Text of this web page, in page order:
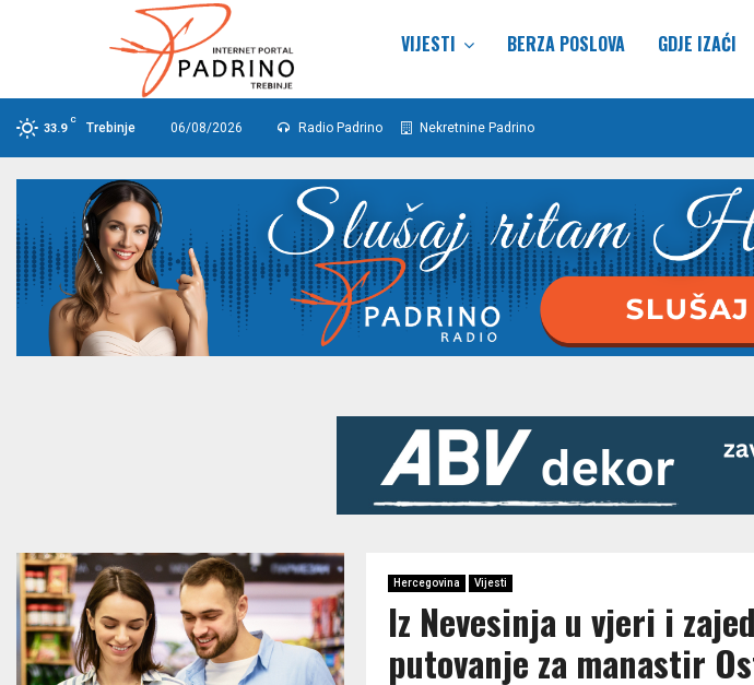
VIJESTI BERZA POSLOVA GDJE IZAĆI
33.9
C
Trebinje 06/08/2026 Radio Padrino Nekretnine Padrino
Hercegovina Vijesti
Iz Nevesinja u vjeri i
putovanje za manastir